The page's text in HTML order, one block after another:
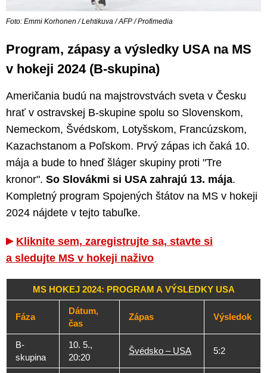
Foto: Emmi Korhonen / Lehtikuva / AFP / Profimedia
Program, zápasy a výsledky USA na MS
v hokeji 2024 (B-skupina)
Američania budú na majstrovstvách sveta v Česku
hrať v ostravskej B-skupine spolu so Slovenskom,
Nemeckom, Švédskom, Lotyšskom, Francúzskom,
Kazachstanom a Poľskom. Prvý zápas ich čaká 10.
mája a bude to hneď šláger skupiny proti "Tre
kronor". So Slovákmi si USA zahrajú 13. mája.
Kompletný program Spojených štátov na MS v hokeji
2024 nájdete v tejto tabuľke.
Kliknite sem, zaregistrujte sa, stavte si
a sledujte MS v hokeji naživo
MS HOKEJ 2024: PROGRAM A VÝSLEDKY USA
Fáza
Dátum,
čas
Zápas Výsledok
B-
skupina
10. 5.,
20:20
Švédsko – USA 5:2